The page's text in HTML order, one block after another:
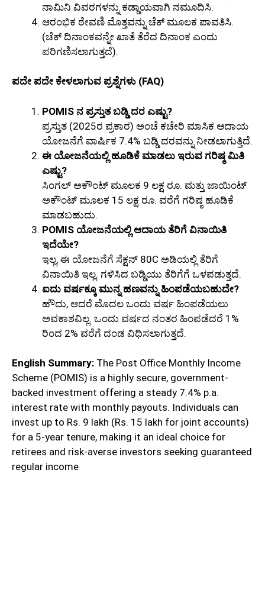
ನಾಮಿನಿ ವಿವರಗಳನ್ನು ಕಡ್ಡಾಯವಾಗಿ ನಮೂದಿಸಿ.
ಆರಂಭಿಕ ಠೇವಣಿ ಮೊತ್ತವನ್ನು ಚೆಕ್ ಮೂಲಕ ಪಾವತಿಸಿ.
(ಚೆಕ್ ದಿನಾಂಕವನ್ನೇ ಖಾತೆ ತೆರೆದ ದಿನಾಂಕ ಎಂದು
ಪರಿಗಣಿಸಲಾಗುತ್ತದೆ).
ಪದೇ ಪದೇ ಕೇಳಲಾಗುವ ಪ್ರಶ್ನೆಗಳು (FAQ)
POMIS ನ ಪ್ರಸ್ತುತ ಬಡ್ಡಿ ದರ ಎಷ್ಟು?
ಪ್ರಸ್ತುತ (2025ರ ಪ್ರಕಾರ) ಅಂಚೆ ಕಚೇರಿ ಮಾಸಿಕ ಆದಾಯ
ಯೋಜನೆಗೆ ವಾರ್ಷಿಕ 7.4% ಬಡ್ಡಿ ದರವನ್ನು ನೀಡಲಾಗುತ್ತಿದೆ.
ಈ ಯೋಜನೆಯಲ್ಲಿ ಹೂಡಿಕೆ ಮಾಡಲು ಇರುವ ಗರಿಷ್ಠ ಮಿತಿ
ಎಷ್ಟು?
ಸಿಂಗಲ್ ಅಕೌಂಟ್ ಮೂಲಕ 9 ಲಕ್ಷ ರೂ. ಮತ್ತು ಜಾಯಿಂಟ್
ಅಕೌಂಟ್ ಮೂಲಕ 15 ಲಕ್ಷ ರೂ. ವರೆಗೆ ಗರಿಷ್ಠ ಹೂಡಿಕೆ
ಮಾಡಬಹುದು.
POMIS ಯೋಜನೆಯಲ್ಲಿ ಆದಾಯ ತೆರಿಗೆ ವಿನಾಯಿತಿ
ಇದೆಯೇ?
ಇಲ್ಲ, ಈ ಯೋಜನೆಗೆ ಸೆಕ್ಷನ್ 80C ಅಡಿಯಲ್ಲಿ ತೆರಿಗೆ
ವಿನಾಯಿತಿ ಇಲ್ಲ. ಗಳಿಸಿದ ಬಡ್ಡಿಯು ತೆರಿಗೆಗೆ ಒಳಪಡುತ್ತದೆ.
ಐದು ವರ್ಷಕ್ಕೂ ಮುನ್ನ ಹಣವನ್ನು ಹಿಂಪಡೆಯಬಹುದೇ?
ಹೌದು, ಆದರೆ ಮೊದಲ ಒಂದು ವರ್ಷ ಹಿಂಪಡೆಯಲು
ಅವಕಾಶವಿಲ್ಲ. ಒಂದು ವರ್ಷದ ನಂತರ ಹಿಂಪಡೆದರೆ 1%
ರಿಂದ 2% ವರೆಗೆ ದಂಡ ವಿಧಿಸಲಾಗುತ್ತದೆ.
English Summary: The Post Office Monthly Income
Scheme (POMIS) is a highly secure, government-
backed investment offering a steady 7.4% p.a.
interest rate with monthly payouts. Individuals can
invest up to Rs. 9 lakh (Rs. 15 lakh for joint accounts)
for a 5-year tenure, making it an ideal choice for
retirees and risk-averse investors seeking guaranteed
regular income